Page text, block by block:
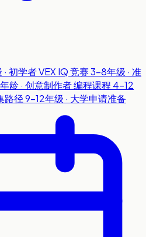
· 初学者VEX IQ 竞赛3-8年级 · 准
龄 · 创意制作者编程课程 4-12
路径9-12年级 · 大学申请准备